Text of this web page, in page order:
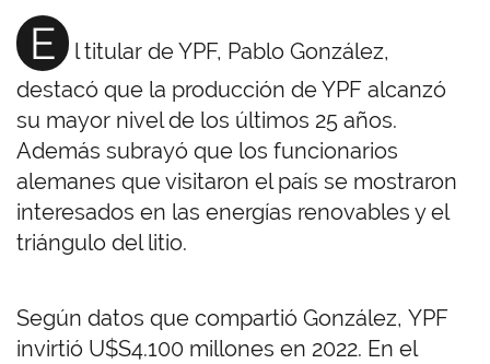
A
pp m
E
l titular de YPF, Pablo González,
destacó que la producción de YPF alcanzó
su mayor nivel de los últimos 25 años.
Además subrayó que los funcionarios
alemanes que visitaron el país se mostraron
interesados en las energías renovables y el
triángulo del litio.
Según datos que compartió González, YPF
invirtió U$S4.100 millones en 2022. En el